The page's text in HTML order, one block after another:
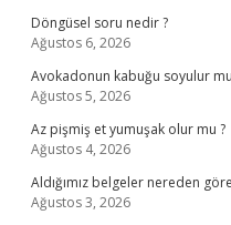
Döngüsel soru nedir ?
Ağustos 6, 2026
Avokadonun kabuğu soyulur
Ağustos 5, 2026
Az pişmiş et yumuşak olur mu ?
Ağustos 4, 2026
Aldığımız belgeler nereden
Ağustos 3, 2026